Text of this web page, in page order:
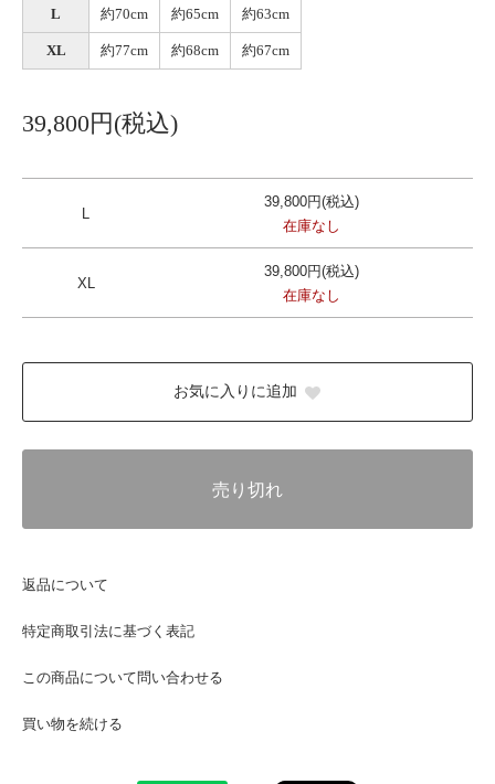
L 約70cm 約65cm 約63cm
XL 約77cm 約68cm 約67cm
39,800円(税込)
L
39,800円(税込)
在庫なし
XL
39,800円(税込)
在庫なし
お気に入りに追加
売り切れ
返品について
特定商取引法に基づく表記
この商品について問い合わせる
買い物を続ける